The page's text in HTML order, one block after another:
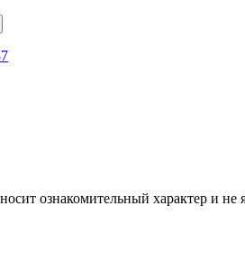
ознакомительный характер и не